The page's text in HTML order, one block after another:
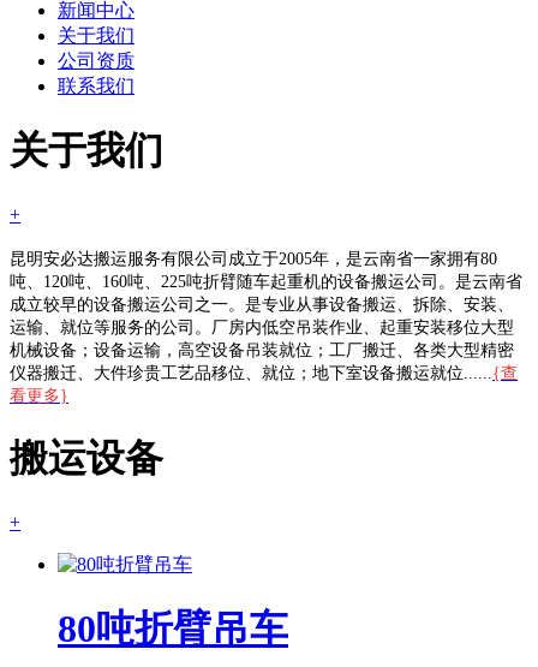
新闻中心
关于我们
公司资质
联系我们
关于我们
+
昆明安必达搬运服务有限公司成立于2005年，是云南省一家拥有80
吨、120吨、160吨、225吨折臂随车起重机的设备搬运公司。是云南省
成立较早的设备搬运公司之一。是专业从事设备搬运、拆除、安装、
运输、就位等服务的公司。厂房内低空吊装作业、起重安装移位大型
机械设备；设备运输，高空设备吊装就位；工厂搬迁、各类大型精密
仪器搬迁、大件珍贵工艺品移位、就位；地下室设备搬运就位...... {查
看更多}
搬运设备
+
80吨折臂吊车